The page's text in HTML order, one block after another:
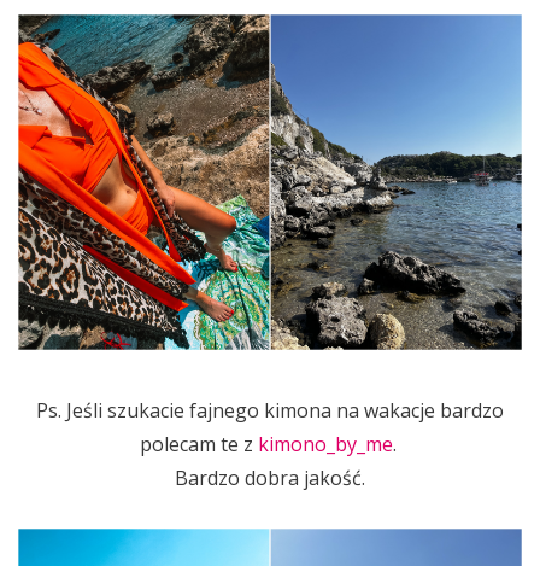
Ps. Jeśli szukacie fajnego kimona na wakacje bardzo
polecam te z kimono_by_me.
Bardzo dobra jakość.